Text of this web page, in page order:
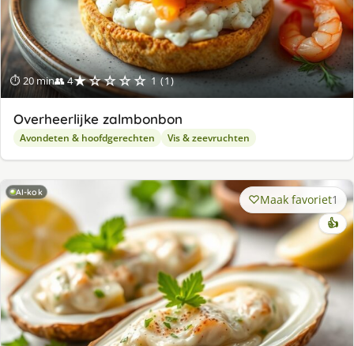
⏱ 20 min👥 4★☆☆☆☆ 1 (1)
Overheerlijke zalmbonbon
Avondeten & hoofdgerechten Vis & zeevruchten
AI-kok Maak favoriet1
👍